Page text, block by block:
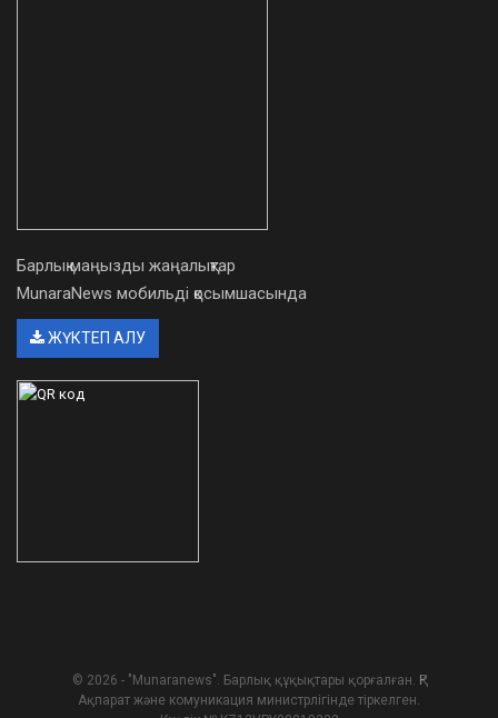
Барлық маңызды жаңалықтар
MunaraNews мобильді қосымшасында
ЖҮКТЕП АЛУ
© 2026 - "Munaranews". Барлық құқықтары қорғалған. ҚР
Ақпарат және комуникация министрлігінде тіркелген.